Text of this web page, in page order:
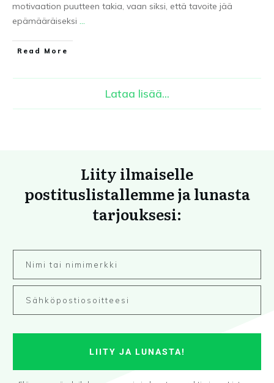
motivaation puutteen takia, vaan siksi, että tavoite jää
epämääräiseksi ...
Read More
Lataa lisää...
Liity ilmaiselle
postituslistallemme ja lunasta
tarjouksesi:
LIITY JA LUNASTA!